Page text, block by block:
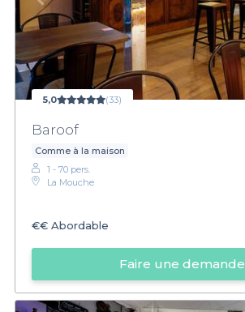
5,0 (33)
Baroof
Comme à la maison
1 - 70 pers.
La Mouche
€€ Abordable
Faire une demande